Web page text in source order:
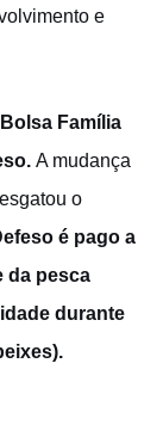
e
Família
A mudança
o
é pago a
da pesca
durante